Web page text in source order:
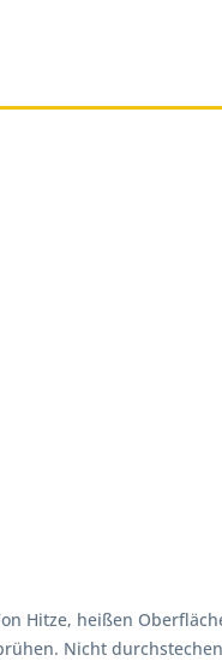
Hitze, heißen
Nicht